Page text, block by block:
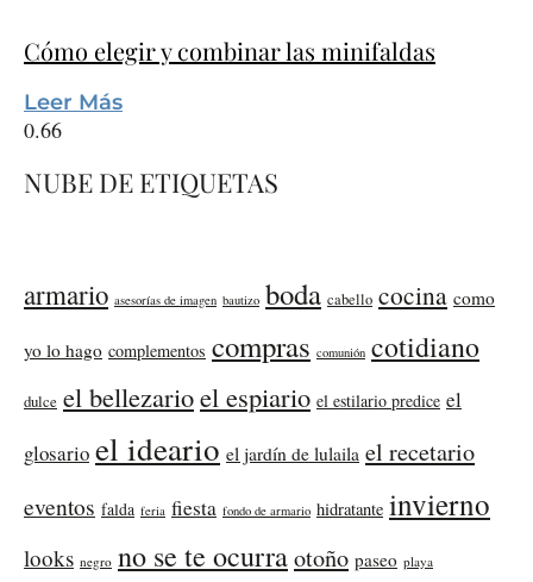
Cómo elegir y combinar las minifaldas
Leer Más
NUBE DE ETIQUETAS
armario asesorías de imagen bautizo boda cabello cocina como
yo lo hago complementos compras comunión cotidiano
dulce el bellezarioel espiario el estilario predice el
glosario el ideario el jardín de lulaila el recetario
eventos falda feria fiesta fondo de armario hidratante invierno
looks negro no se te ocurraotoño paseo playa